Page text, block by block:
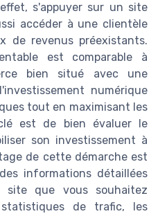
s'appuyer sur un site
accéder à une clientèle
de revenus préexistants.
est comparable à
bien situé avec une
numérique
tout en maximisant les
est de bien évaluer le
son investissement à
de cette démarche est
informations détaillées
site que vous souhaitez
de trafic, les